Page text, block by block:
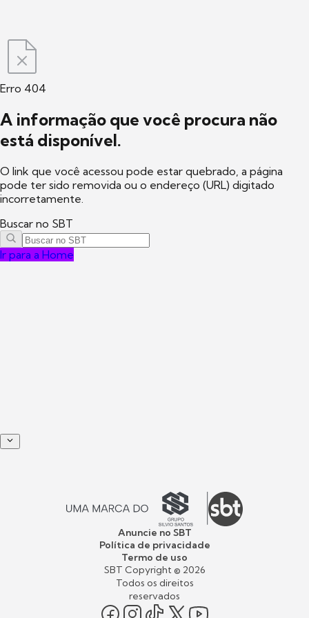
Erro 404
A informação que você procura não
está disponível.
O link que você acessou pode estar quebrado, a página
pode ter sido removida ou o endereço (URL) digitado
incorretamente.
Buscar no SBT
Ir para a Home
Anuncie no SBT
Política de privacidade
Termo de uso
SBT Copyright © 2026
Todos os direitos
reservados